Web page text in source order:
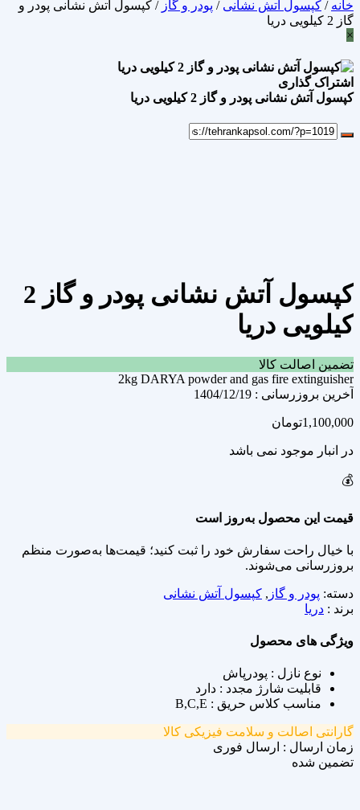
خانه / کپسول آتش نشانی / پودر و گاز / کپسول آتش نشانی پودر و
گاز 2 کیلویی دریا
×
اشتراک گذاری
کپسول آتش نشانی پودر و گاز 2 کیلویی دریا
کپسول آتش نشانی پودر و گاز 2
کیلویی دریا
تضمین اصالت کالا
2kg DARYA powder and gas fire extinguisher
آخرین بروزرسانی : 1404/12/19
1,100,000تومان
در انبار موجود نمی باشد
💰
قیمت این محصول به‌روز است
با خیال راحت سفارش خود را ثبت کنید؛ قیمت‌ها به‌صورت منظم
بروزرسانی می‌شوند.
دسته: پودر و گاز , کپسول آتش نشانی
برند : دریا
ویژگی های محصول
نوع نازل : پودرپاش
قابلیت شارژ مجدد : دارد
مناسب کلاس حریق : B,C,E
گارانتی اصالت و سلامت فیزیکی کالا
زمان ارسال : ارسال فوری
تضمین شده